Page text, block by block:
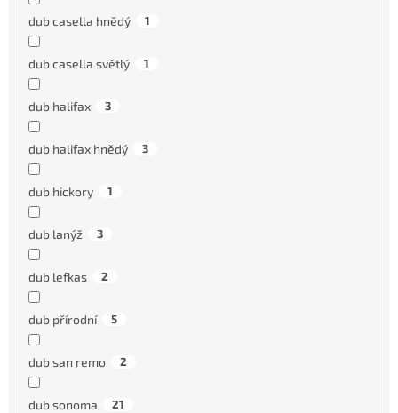
dub casella hnědý 1
dub casella světlý 1
dub halifax 3
dub halifax hnědý 3
dub hickory 1
dub lanýž 3
dub lefkas 2
dub přírodní 5
dub san remo 2
dub sonoma 21